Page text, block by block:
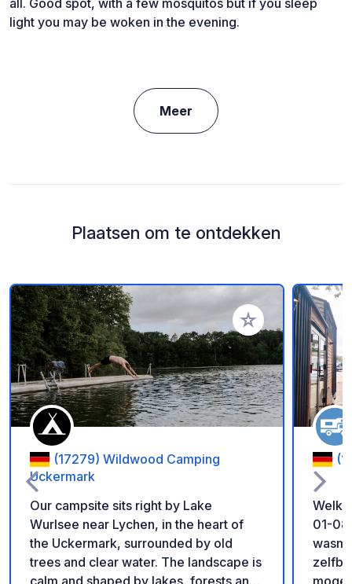
light you may be woken in the evening.
Meer
Plaatsen om te ontdekken
Voeg toe aan je
(17279) Wildwood Camping
Uckermark
Our campsite sits right by Lake
Wurlsee near Lychen, in the heart of
the Uckermark, surrounded by old
trees and clear water. The landscape is
calm and shaped by lakes, forests and
01-